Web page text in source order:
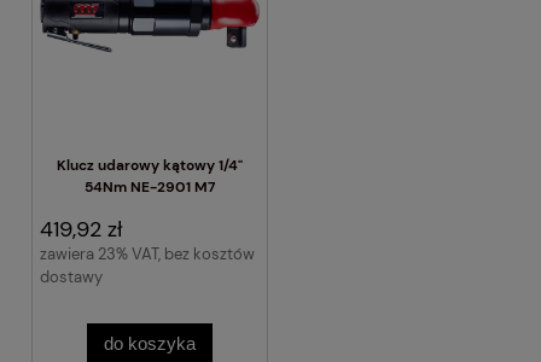
Klucz udarowy kątowy 1/4"
54Nm NE-2901 M7
419,92 zł
zawiera 23% VAT, bez kosztów
dostawy
do koszyka